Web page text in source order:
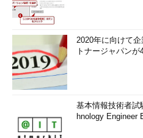
2020年に向けて
トナージャパン
基本情報技術者試
hnology Engineer